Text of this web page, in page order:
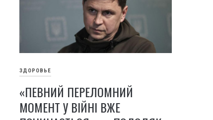
ЗДОРОВЬЕ
«ПЕВНИЙ ПЕРЕЛОМНИЙ
МОМЕНТ У ВІЙНІ ВЖЕ